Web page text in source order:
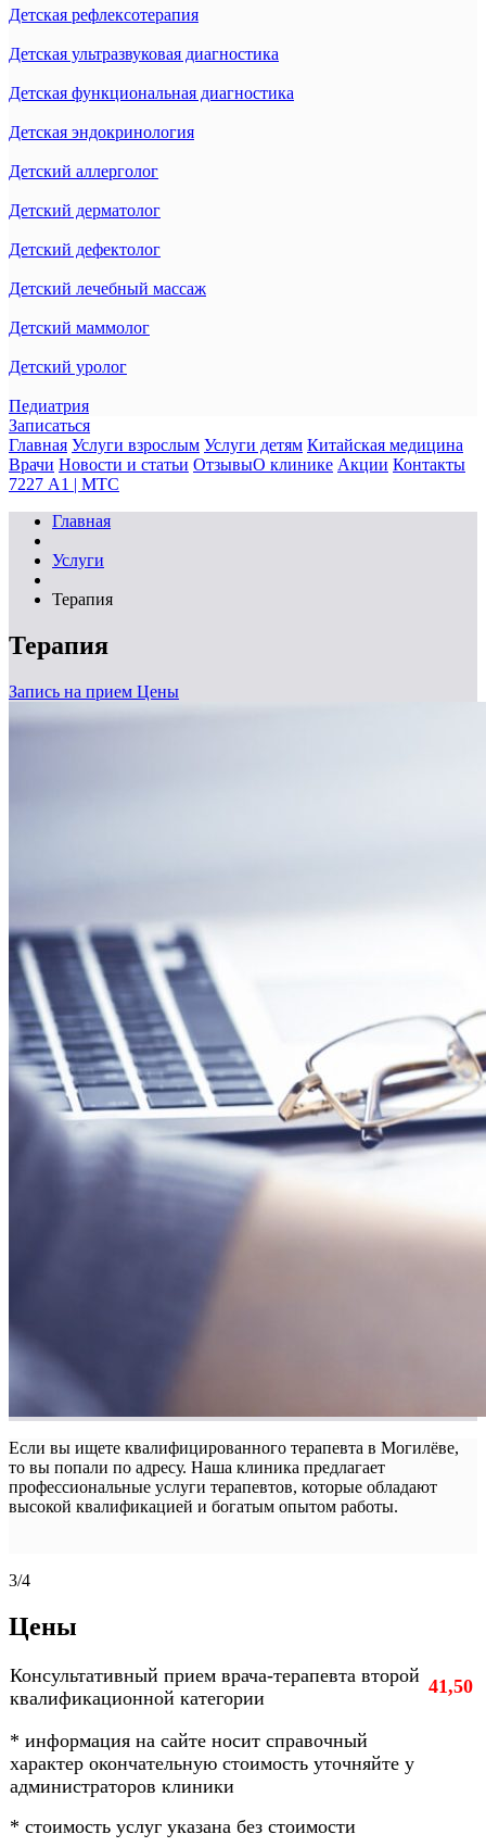
Детская рефлексотерапия
Детская ультразвуковая диагностика
Детская функциональная диагностика
Детская эндокринология
Детский аллерголог
Детский дерматолог
Детский дефектолог
Детский лечебный массаж
Детский маммолог
Детский уролог
Педиатрия
Записаться
Главная Услуги взрослым Услуги детям Китайская медицина
Врачи Новости и статьи ОтзывыО клинике Акции Контакты
7227 А1 | МТС
Главная
Услуги
Терапия
Терапия
Запись на прием Цены
Если вы ищете квалифицированного терапевта в Могилёве,
то вы попали по адресу. Наша клиника предлагает
профессиональные услуги терапевтов, которые обладают
высокой квалификацией и богатым опытом работы.
3/4
Цены
Консультативный прием врача-терапевта второй
квалификационной категории
41,50
* информация на сайте носит справочный
характер окончательную стоимость уточняйте у
администраторов клиники
* стоимость услуг указана без стоимости